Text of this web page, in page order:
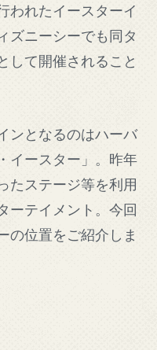
われたイースターイ
ズニーシーでも同タ
して開催されること
ンとなるのはハーバ
イースター」。昨年
たステージ等を利用
ーテイメント。今回
の位置をご紹介しま